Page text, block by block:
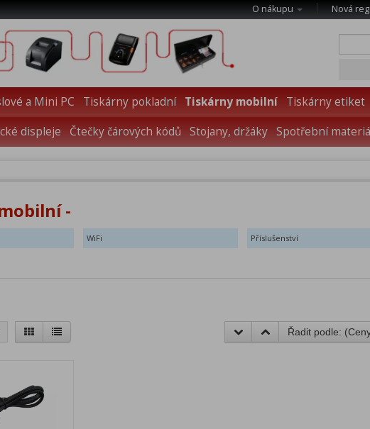
O nákupu Nová
a Mini PC Tiskárny pokladní Tiskárny mobilní Tiskárny etiket
displeje Čtečky čárových kódů Stojany, držáky Spotřební
-
WiFi Příslušenství
Řadit podle: (